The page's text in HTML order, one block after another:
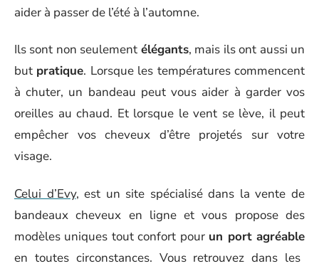
aider à passer de l’été à l’automne.
Ils sont non seulement élégants, mais ils ont aussi un
but pratique. Lorsque les températures commencent
à chuter, un bandeau peut vous aider à garder vos
oreilles au chaud. Et lorsque le vent se lève, il peut
empêcher vos cheveux d’être projetés sur votre
visage.
Celui d’Evy, est un site spécialisé dans la vente de
bandeaux cheveux en ligne et vous propose des
modèles uniques tout confort pour un port agréable
en toutes circonstances. Vous retrouvez dans les